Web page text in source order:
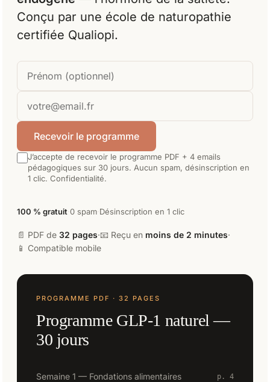
Conçu par une école de naturopathie
certifiée Qualiopi.
Recevoir le programme
J’accepte de recevoir le programme PDF + 4 emails
pédagogiques sur 30 jours. Aucun spam, désinscription en
1 clic. Confidentialité.
100 % gratuit·0 spam·Désinscription en 1 clic
📄 PDF de 32 pages·📧 Reçu en moins de 2 minutes·
📱 Compatible mobile
PROGRAMME PDF · 32 PAGES
Programme GLP-1 naturel —
30 jours
Semaine 1 — Fondations alimentaires p. 4